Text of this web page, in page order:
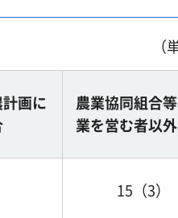
画に
農業協同組合
業を営む者以外
15（3）